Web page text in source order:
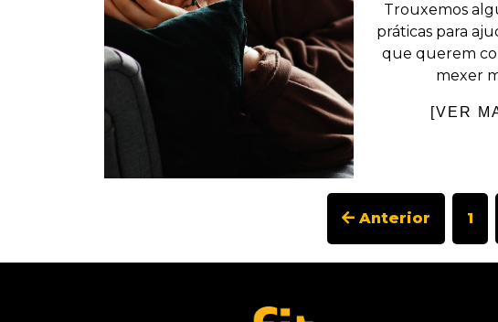
Trouxemos
práticas para
que querem
mexer
[VER
Anterior 1